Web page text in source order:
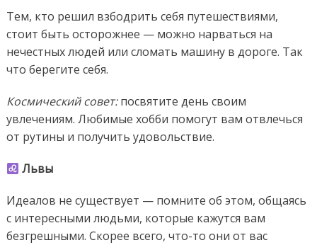
Тем, кто решил взбодрить себя путешествиями,
стоит быть осторожнее — можно нарваться на
нечестных людей или сломать машину в дороге. Так
что берегите себя.
Космический совет:посвятите день своим
увлечениям. Любимые хобби помогут вам отвлечься
от рутины и получить удовольствие.
Львы
Идеалов не существует — помните об этом, общаясь
с интересными людьми, которые кажутся вам
безгрешными. Скорее всего, что-то они от вас